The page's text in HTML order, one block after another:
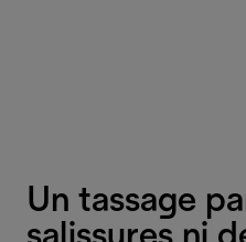
Un tassage